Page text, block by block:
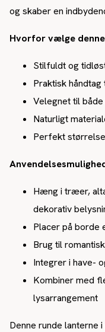
og skaber en
Hvorfor vælge
Stilfuldt og
Praktisk
Velegnet til
Naturligt
Perfekt
Hæng i træer,
dekorativ
Placer på borde
Brug til
Integrer i have-
Kombiner med
lysarrangement
Denne runde lanterne